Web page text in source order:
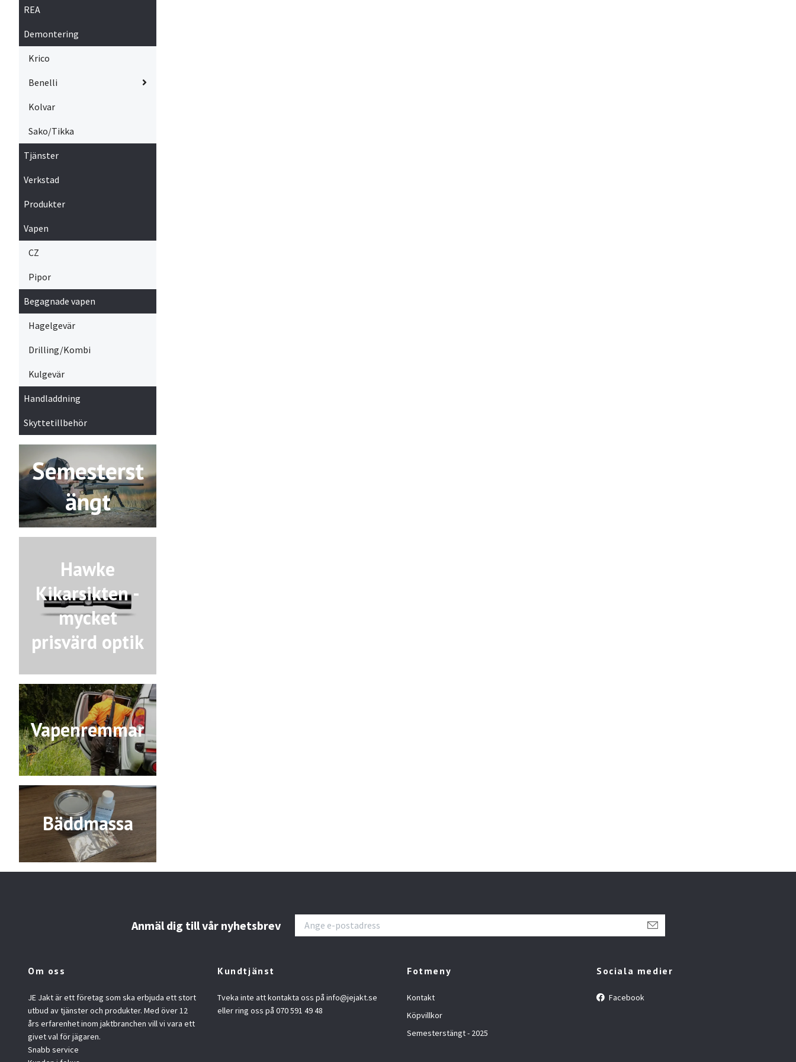
REA
Demontering
Krico
Benelli
Kolvar
Sako/Tikka
Tjänster
Verkstad
Produkter
Vapen
CZ
Pipor
Begagnade vapen
Hagelgevär
Drilling/Kombi
Kulgevär
Handladdning
Skyttetillbehör
Semesterst
ängt
Hawke
Kikarsikten -
mycket
prisvärd optik
Vapenremmar
Bäddmassa
Anmäl dig till vår nyhetsbrev
Om oss
JE Jakt är ett företag som ska erbjuda ett stort
utbud av tjänster och produkter. Med över 12
års erfarenhet inom jaktbranchen vill vi vara ett
givet val för jägaren.
Snabb service
Kundtjänst
Tveka inte att kontakta oss på info@jejakt.se
eller ring oss på 070 591 49 48
Fotmeny
Kontakt
Köpvillkor
Semesterstängt - 2025
Sociala medier
Facebook